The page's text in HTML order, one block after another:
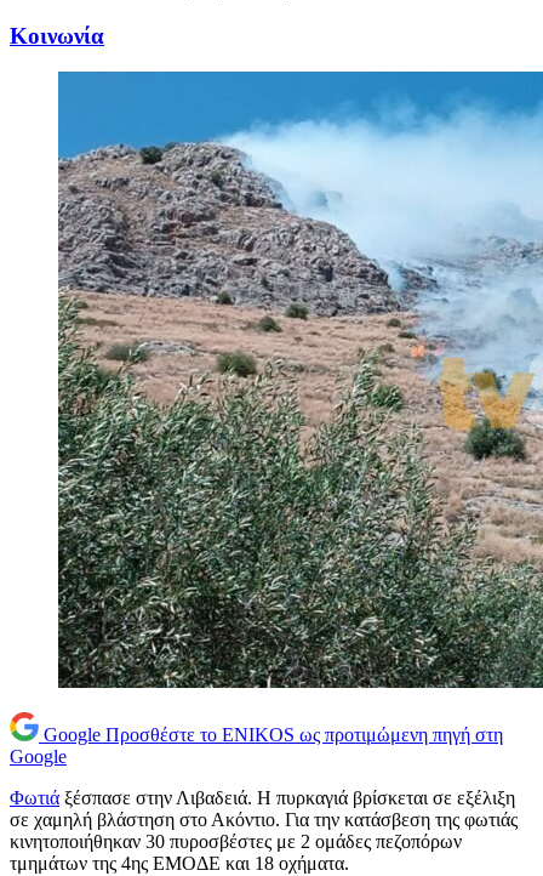
Κοινωνία
Google Προσθέστε το ENIKOS ως προτιμώμενη πηγή στη
Google
Φωτιά ξέσπασε στην Λιβαδειά. Η πυρκαγιά βρίσκεται σε εξέλιξη
σε χαμηλή βλάστηση στο Ακόντιο. Για την κατάσβεση της φωτιάς
κινητοποιήθηκαν 30 πυροσβέστες με 2 ομάδες πεζοπόρων
τμημάτων της 4ης ΕΜΟΔΕ και 18 οχήματα.